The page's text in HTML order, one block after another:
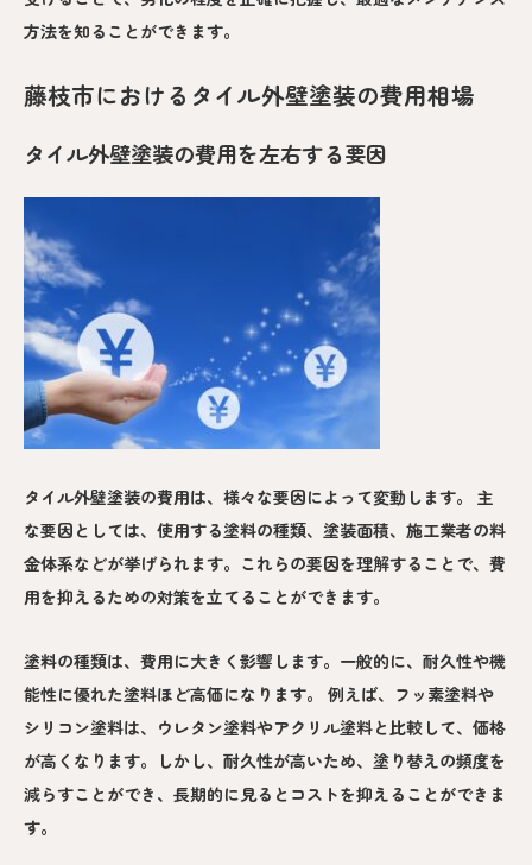
方法を知ることができます。
藤枝市におけるタイル外壁塗装の費用相場
タイル外壁塗装の費用を左右する要因
タイル外壁塗装の費用は、様々な要因によって変動します。 主
な要因としては、使用する塗料の種類、塗装面積、施工業者の料
金体系などが挙げられます。これらの要因を理解することで、費
用を抑えるための対策を立てることができます。
塗料の種類は、費用に大きく影響します。一般的に、耐久性や機
能性に優れた塗料ほど高価になります。 例えば、フッ素塗料や
シリコン塗料は、ウレタン塗料やアクリル塗料と比較して、価格
が高くなります。しかし、耐久性が高いため、塗り替えの頻度を
減らすことができ、長期的に見るとコストを抑えることができま
す。